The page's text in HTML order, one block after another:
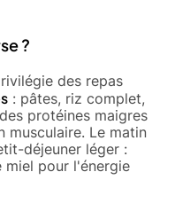
?
des repas
: pâtes, riz complet,
protéines maigres
musculaire. Le matin
déjeuner léger :
miel pour l'énergie